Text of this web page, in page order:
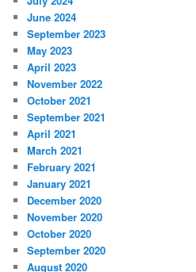
June 2024
September 2023
May 2023
April 2023
November 2022
October 2021
September 2021
April 2021
March 2021
February 2021
January 2021
December 2020
November 2020
October 2020
September 2020
August 2020